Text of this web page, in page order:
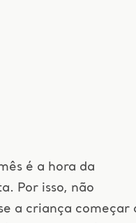
é a hora da
Por isso, não
a criança começar